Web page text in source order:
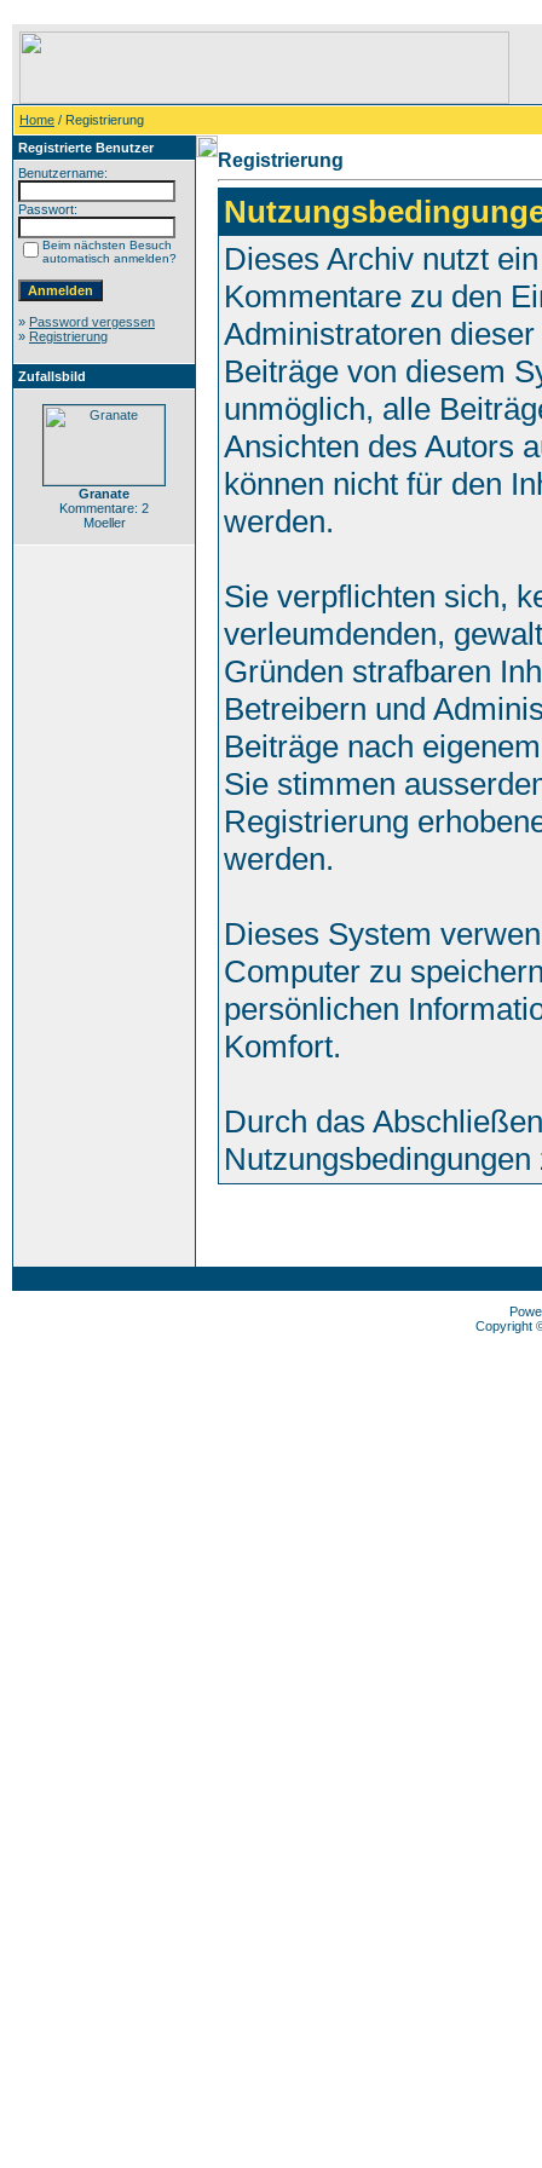
Home / Registrierung
Registrierte Benutzer
Benutzername:
Passwort:
Beim nächsten Besuch
automatisch anmelden?
» Password vergessen
» Registrierung
Zufallsbild
Granate
Kommentare: 2
Moeller
Registrierung
Dieses Archiv nutzt
Kommentare zu den
Administratoren
Beiträge von diesem
unmöglich, alle
Ansichten des Autors
können nicht für den
werden.
Sie verpflichten sich,
verleumdenden,
Gründen strafbaren
Betreibern und
Beiträge nach
Sie stimmen
Registrierung
werden.
Dieses System
Computer zu
persönlichen
Komfort.
Durch das
Nutzungsbedingungen
Copyright